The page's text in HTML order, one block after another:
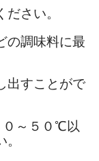
さい。
の調味料に最
出すことがで
～５０℃以